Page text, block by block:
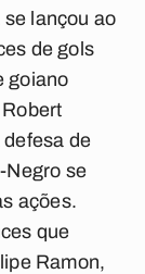
lançou ao
de gols
goiano
de
Negro se
ações.
que
Ramon,